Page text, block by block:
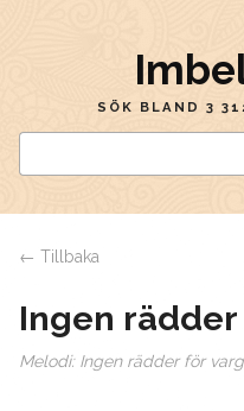
SÖK BLAND 3
← Tillbaka
Ingen
Melodi: Ingen rädder för